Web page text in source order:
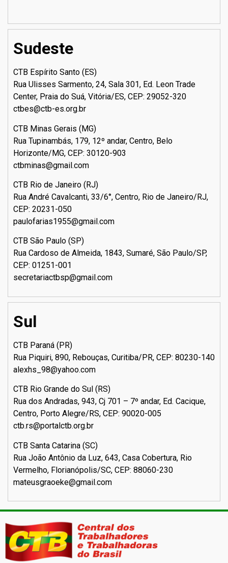
Sudeste
CTB Espírito Santo (ES)
Rua Ulisses Sarmento, 24, Sala 301, Ed. Leon Trade
Center, Praia do Suá, Vitória/ES, CEP: 29052-320
ctbes@ctb-es.org.br
CTB Minas Gerais (MG)
Rua Tupinambás, 179, 12º andar, Centro, Belo
Horizonte/MG, CEP: 30120-903
ctbminas@gmail.com
CTB Rio de Janeiro (RJ)
Rua André Cavalcanti, 33/6°, Centro, Rio de Janeiro/RJ,
CEP: 20231-050
paulofarias1955@gmail.com
CTB São Paulo (SP)
Rua Cardoso de Almeida, 1843, Sumaré, São Paulo/SP,
CEP: 01251-001
secretariactbsp@gmail.com
Sul
CTB Paraná (PR)
Rua Piquiri, 890, Rebouças, Curitiba/PR, CEP: 80230-140
alexhs_98@yahoo.com
CTB Rio Grande do Sul (RS)
Rua dos Andradas, 943, Cj 701 – 7º andar, Ed. Cacique,
Centro, Porto Alegre/RS, CEP: 90020-005
ctb.rs@portalctb.org.br
CTB Santa Catarina (SC)
Rua João Antônio da Luz, 643, Casa Cobertura, Rio
Vermelho, Florianópolis/SC, CEP: 88060-230
mateusgraoeke@gmail.com